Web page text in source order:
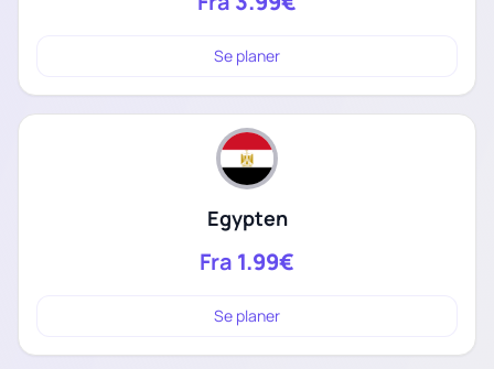
Se planer
Egypten
Fra 1.99€
Se planer